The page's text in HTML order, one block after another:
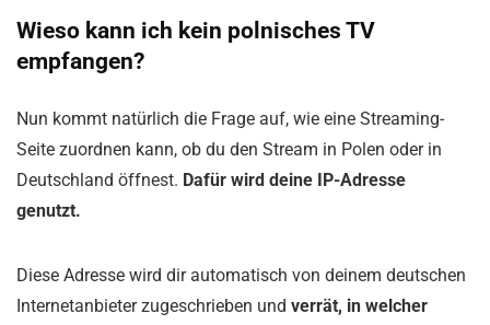
Wieso kann ich kein polnisches TV
empfangen?
Nun kommt natürlich die Frage auf, wie eine Streaming-
Seite zuordnen kann, ob du den Stream in Polen oder in
Deutschland öffnest. Dafür wird deine IP-Adresse
genutzt.
Diese Adresse wird dir automatisch von deinem deutschen
Internetanbieter zugeschrieben und verrät, in welcher